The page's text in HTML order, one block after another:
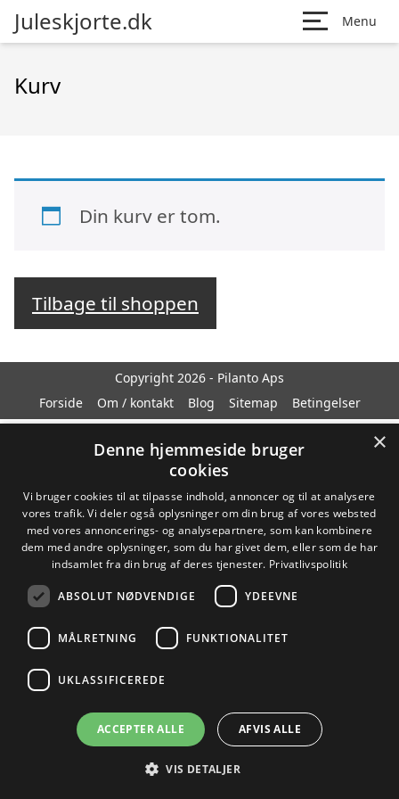
Juleskjorte.dk Menu
Kurv
Din kurv er tom.
Tilbage til shoppen
Copyright 2026 - Pilanto Aps
Forside
Om / kontakt Blog Sitemap Betingelser
×
Denne hjemmeside bruger
cookies
Vi bruger cookies til at tilpasse indhold, annoncer og til at analysere
vores trafik. Vi deler også oplysninger om din brug af vores websted
med vores annoncerings- og analysepartnere, som kan kombinere
dem med andre oplysninger, som du har givet dem, eller som de har
indsamlet fra din brug af deres tjenester. Privatlivspolitik
ABSOLUT NØDVENDIGE YDEEVNE
MÅLRETNING FUNKTIONALITET
UKLASSIFICEREDE
ACCEPTER ALLE AFVIS ALLE
VIS DETALJER